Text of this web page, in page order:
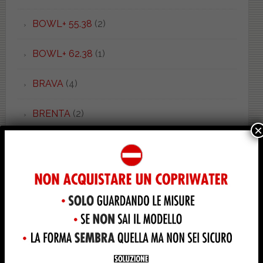
BOWL+ 55.38 (2)
BOWL+ 62.38 (1)
BRAVA (4)
BRENTA (2)
C 52 LIGHT(1)
C 52/54 (5)
CADORE (3)
×